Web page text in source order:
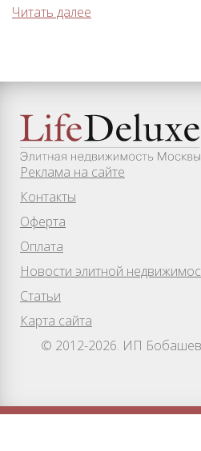
Читать далее
Реклама на сайте
Контакты
Оферта
Оплата
Новости элитной
Статьи
Карта сайта
© 2012-2026. ИП